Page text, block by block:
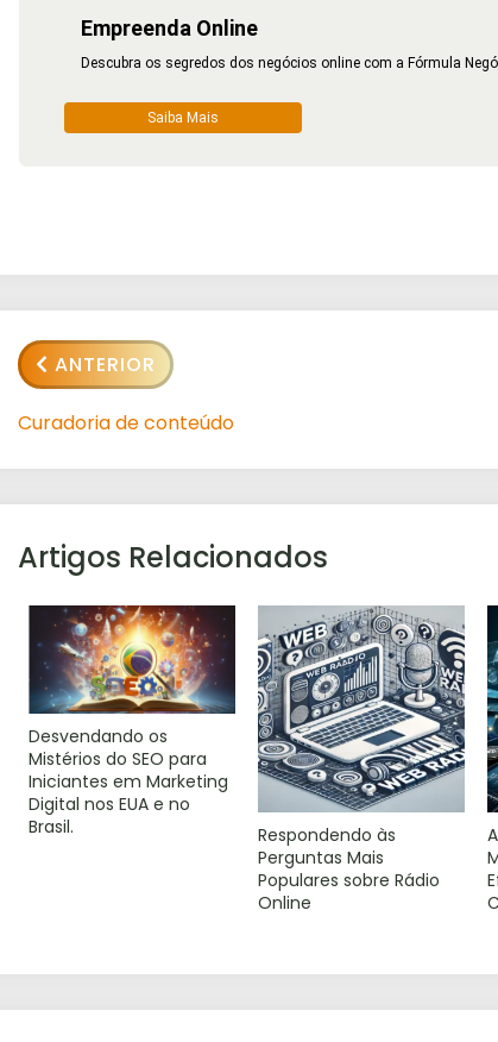
Empreenda Online
Descubra os segredos dos negócios online com a Fórmula
Saiba Mais
ANTERIOR
Curadoria de conteúdo
Artigos Relacionados
Desvendando os
Mistérios do SEO para
Iniciantes em Marketing
Digital nos EUA e no
Brasil.
Respondendo às
Perguntas Mais
Populares sobre Rádio
Online